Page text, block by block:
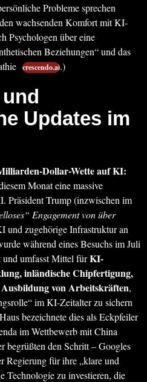
Probleme sprechen
wachsenden Komfort mit KI-
Psychologen über eine
Beziehungen“ und das
crescendo.ai.)
Updates im
Dollar-Wette auf KI:
Monat eine massive
Präsident Trump (inzwischen im
Engagement von über
und zugehörige Infrastruktur an
während eines Besuchs im Juli
und umfasst Mittel fürKI-
inländische Chipfertigung,
von Arbeitskräften,
im KI-Zeitalter zu sichern
bezeichnete dies als Eckpfeiler
im Wettbewerb mit China
begrüßten den Schritt – Googles
Regierung für ihre „klare und
Technologie zu investieren, die